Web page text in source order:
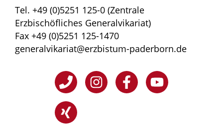
Tel. +49 (0)5251 125-0 (Zentrale
Erzbischöfliches Generalvikariat)
Fax +49 (0)5251 125-1470
generalvikariat@erzbistum-paderborn.de